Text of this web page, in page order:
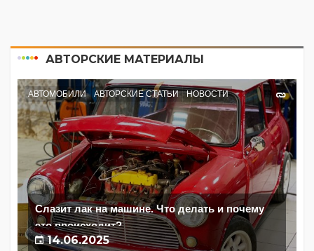
АВТОРСКИЕ МАТЕРИАЛЫ
АВТОМОБИЛИ АВТОРСКИЕ СТАТЬИ НОВОСТИ
Слазит лак на машине. Что делать и почему
это происходит?
14.06.2025